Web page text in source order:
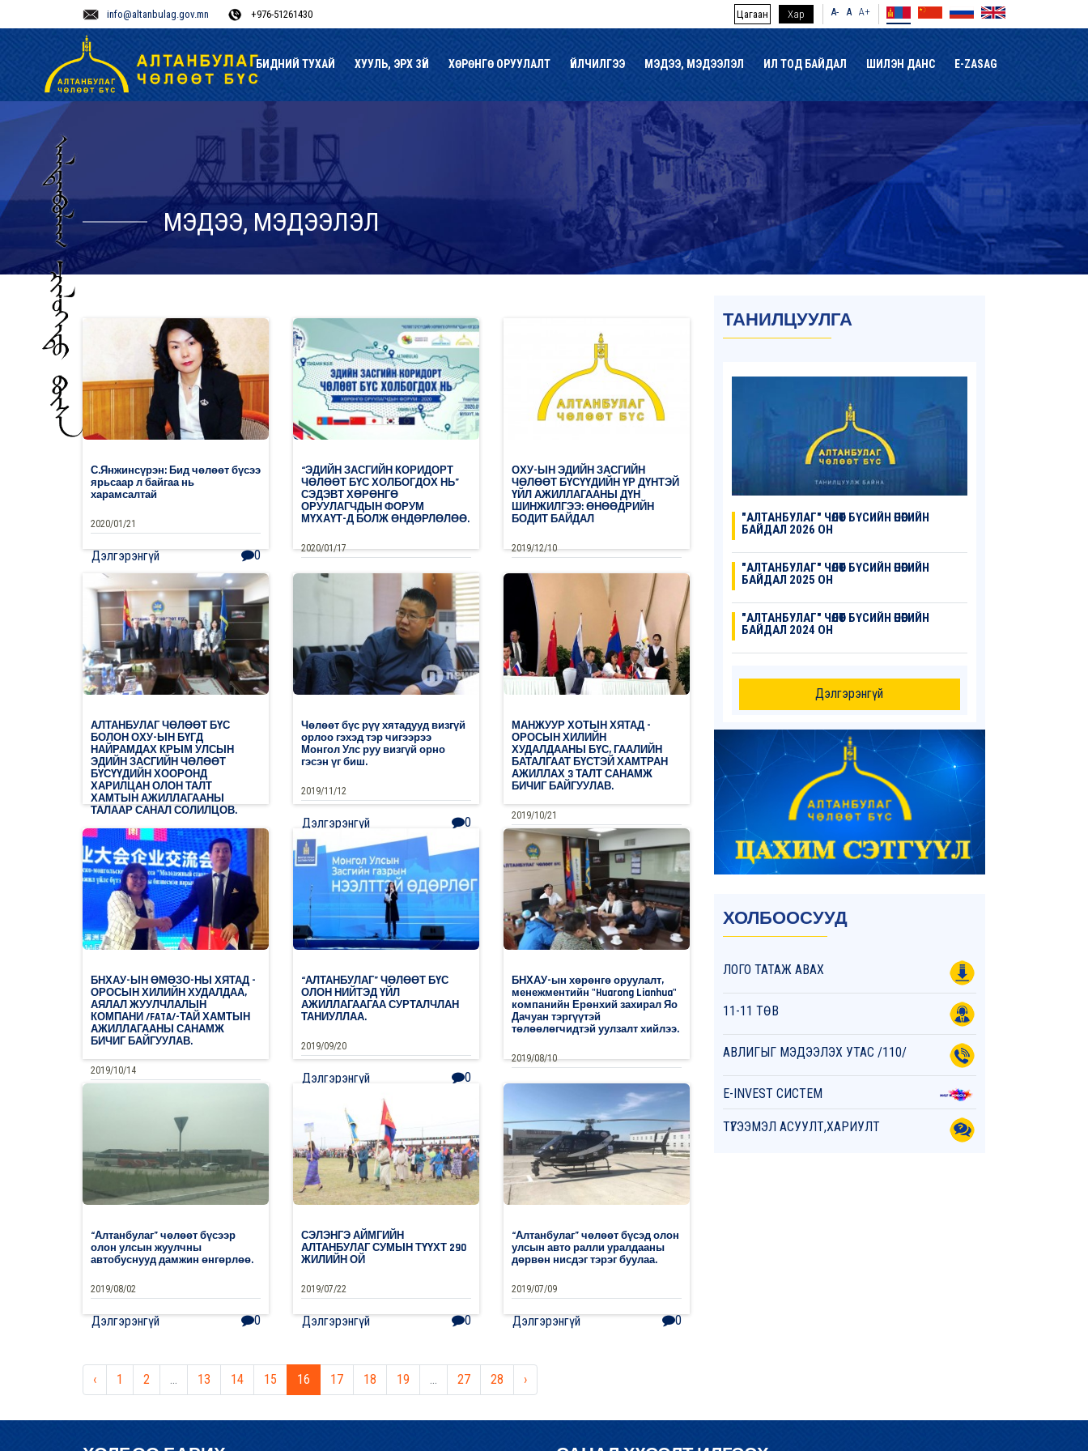
info@altanbulag.gov.mn +976-51261430 Цагаан Хар A- A A+
БИДНИЙ ТУХАЙ ХУУЛЬ, ЭРХ ЗҮЙ ХӨРӨНГӨ ОРУУЛАЛТ ҮЙЛЧИЛГЭЭ МЭДЭЭ, МЭДЭЭЛЭЛ ИЛ ТОД БАЙДАЛ ШИЛЭН ДАНС E-ZASAG
МЭДЭЭ, МЭДЭЭЛЭЛ
ТАНИЛЦУУЛГА
"АЛТАНБУЛАГ" ЧӨЛӨӨТ БҮСИЙН ӨНӨӨГИЙН
БАЙДАЛ 2026 ОН
"АЛТАНБУЛАГ" ЧӨЛӨӨТ БҮСИЙН ӨНӨӨГИЙН
БАЙДАЛ 2025 ОН
"АЛТАНБУЛАГ" ЧӨЛӨӨТ БҮСИЙН ӨНӨӨГИЙН
БАЙДАЛ 2024 ОН
Дэлгэрэнгүй
ХОЛБООСУУД
ЛОГО ТАТАЖ АВАХ
11-11 ТӨВ
АВЛИГЫГ МЭДЭЭЛЭХ УТАС /110/
E-INVEST СИСТЕМ
ТҮГЭЭМЭЛ АСУУЛТ,ХАРИУЛТ
С.Янжинсүрэн: Бид чөлөөт бүсээ
ярьсаар л байгаа нь
харамсалтай
2020/01/21
Дэлгэрэнгүй 0
“ЭДИЙН ЗАСГИЙН КОРИДОРТ
ЧӨЛӨӨТ БҮС ХОЛБОГДОХ НЬ”
СЭДЭВТ ХӨРӨНГӨ
ОРУУЛАГЧДЫН ФОРУМ
МҮХАҮТ-Д БОЛЖ ӨНДӨРЛӨЛӨӨ.
2020/01/17
Дэлгэрэнгүй 0
ОХУ-ЫН ЭДИЙН ЗАСГИЙН
ЧӨЛӨӨТ БҮСҮҮДИЙН ҮР ДҮНТЭЙ
ҮЙЛ АЖИЛЛАГААНЫ ДҮН
ШИНЖИЛГЭЭ: ӨНӨӨДРИЙН
БОДИТ БАЙДАЛ
2019/12/10
Дэлгэрэнгүй
АЛТАНБУЛАГ ЧӨЛӨӨТ БҮС
БОЛОН ОХУ-ЫН БҮГД
НАЙРАМДАХ КРЫМ УЛСЫН
ЭДИЙН ЗАСГИЙН ЧӨЛӨӨТ
БҮСҮҮДИЙН ХООРОНД
ХАРИЛЦАН ОЛОН ТАЛТ
ХАМТЫН АЖИЛЛАГААНЫ
ТАЛААР САНАЛ СОЛИЛЦОВ.
2019/11/12
Дэлгэрэнгүй
Чөлөөт бүс рүү хятадууд визгүй
орлоо гэхэд тэр чигээрээ
Монгол Улс руу визгүй орно
гэсэн үг биш.
2019/11/12
Дэлгэрэнгүй 0
МАНЖУУР ХОТЫН ХЯТАД -
ОРОСЫН ХИЛИЙН
ХУДАЛДААНЫ БҮС, ГААЛИЙН
БАТАЛГААТ БҮСТЭЙ ХАМТРАН
АЖИЛЛАХ 3 ТАЛТ САНАМЖ
БИЧИГ БАЙГУУЛАВ.
2019/10/21
Дэлгэрэнгүй 0
БНХАУ-ЫН ӨМӨЗО-НЫ ХЯТАД -
ОРОСЫН ХИЛИЙН ХУДАЛДАА,
АЯЛАЛ ЖУУЛЧЛАЛЫН
КОМПАНИ /FATA/-ТАЙ ХАМТЫН
АЖИЛЛАГААНЫ САНАМЖ
БИЧИГ БАЙГУУЛАВ.
2019/10/14
“АЛТАНБУЛАГ” ЧӨЛӨӨТ БҮС
ОЛОН НИЙТЭД ҮЙЛ
АЖИЛЛАГААГАА СУРТАЛЧЛАН
ТАНИУЛЛАА.
2019/09/20
Дэлгэрэнгүй 0
БНХАУ-ын хөрөнгө оруулалт,
менежментийн "Huarong Lianhua"
компанийн Ерөнхий захирал Яо
Дачуан тэргүүтэй
төлөөлөгчидтэй уулзалт хийлээ.
2019/08/10
0
“Алтанбулаг” чөлөөт бүсээр
олон улсын жуулчны
автобуснууд дамжин өнгөрлөө.
2019/08/02
Дэлгэрэнгүй 0
СЭЛЭНГЭ АЙМГИЙН
АЛТАНБУЛАГ СУМЫН ТҮҮХТ 290
ЖИЛИЙН ОЙ
2019/07/22
Дэлгэрэнгүй 0
“Алтанбулаг” чөлөөт бүсэд олон
улсын авто ралли уралдааны
дөрвөн нисдэг тэрэг буулаа.
2019/07/09
Дэлгэрэнгүй 0
‹ 1 2 13 14 15 16 17 18 19 27 28 ›